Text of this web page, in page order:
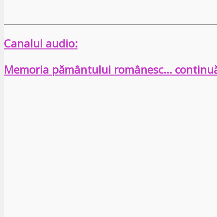
Canalul audio:
Memoria pământului românesc…